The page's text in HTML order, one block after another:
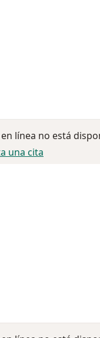
línea no está
una cita